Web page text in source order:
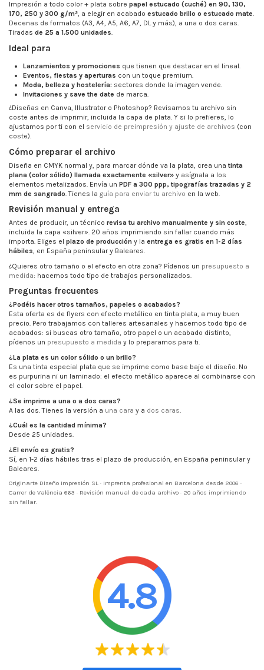
Impresión a todo color + plata sobre papel estucado (cuché) en 90, 130,
170, 250 y 300 g/m², a elegir en acabado estucado brillo o estucado mate.
Decenas de formatos (A3, A4, A5, A6, A7, DL y más), a una o dos caras.
Tiradas de 25 a 1.500 unidades.
Ideal para
Lanzamientos y promociones que tienen que destacar en el lineal.
Eventos, fiestas y aperturas con un toque premium.
Moda, belleza y hostelería: sectores donde la imagen vende.
Invitaciones y save the date de marca.
¿Diseñas en Canva, Illustrator o Photoshop? Revisamos tu archivo sin
coste antes de imprimir, incluida la capa de plata. Y si lo prefieres, lo
ajustamos por ti con el servicio de preimpresión y ajuste de archivos (con
coste).
Cómo preparar el archivo
Diseña en CMYK normal y, para marcar dónde va la plata, crea una tinta
plana (color sólido) llamada exactamente «silver» y asígnala a los
elementos metalizados. Envía un PDF a 300 ppp, tipografías trazadas y 2
mm de sangrado . Tienes la guía para enviar tu archivo en la web.
Revisión manual y entrega
Antes de producir, un técnico revisa tu archivo manualmente y sin coste,
incluida la capa «silver». 20 años imprimiendo sin fallar cuando más
importa. Eliges el plazo de producción y la entrega es gratis en 1-2 días
hábiles, en España peninsular y Baleares.
¿Quieres otro tamaño o el efecto en otra zona? Pídenos un presupuesto a
medida: hacemos todo tipo de trabajos personalizados.
Preguntas frecuentes
¿Podéis hacer otros tamaños, papeles o acabados?
Esta oferta es de flyers con efecto metálico en tinta plata, a muy buen
precio. Pero trabajamos con talleres artesanales y hacemos todo tipo de
acabados: si buscas otro tamaño, otro papel o un acabado distinto,
pídenos un presupuesto a medida y lo preparamos para ti.
¿La plata es un color sólido o un brillo?
Es una tinta especial plata que se imprime como base bajo el diseño. No
es purpurina ni un laminado: el efecto metálico aparece al combinarse con
el color sobre el papel.
¿Se imprime a una o a dos caras?
A las dos. Tienes la versión a una cara y a dos caras
¿Cuál es la cantidad mínima?
Desde 25 unidades.
¿El envío es gratis?
Sí, en 1-2 días hábiles tras el plazo de producción, en España peninsular y
Baleares.
Originarte Diseño Impresión SL · Imprenta profesional en Barcelona desde 2006 ·
Carrer de València 663 · Revisión manual de cada archivo · 20 años imprimiendo
sin fallar.
4.8